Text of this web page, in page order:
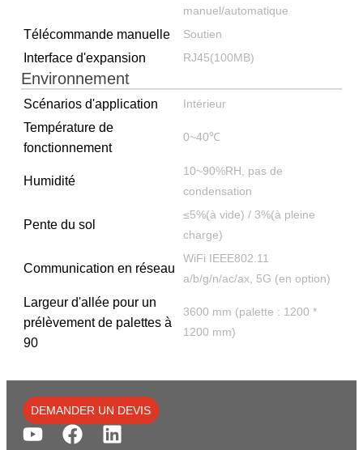
manuel/automatique
Télécommande manuelle Soutien
Interface d'expansion RJ45(100MB)
Environnement
Scénarios d'application Intérieur
Température de
fonctionnement
0~40℃
Humidité
10~90%RH, pas de
condensation
Pente du sol
≤5%(à vide) / 3%(à pleine
charge)
Communication en réseau
WiFi IEEE802.11
a/b/g/n/ac/ax, 5G (en option)
Largeur d'allée pour un
prélèvement de palettes à
90
3600 mm (palette : 1200 *
1200 mm)
DEMANDER UN DEVIS